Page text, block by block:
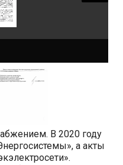
В 2020 году
а акты